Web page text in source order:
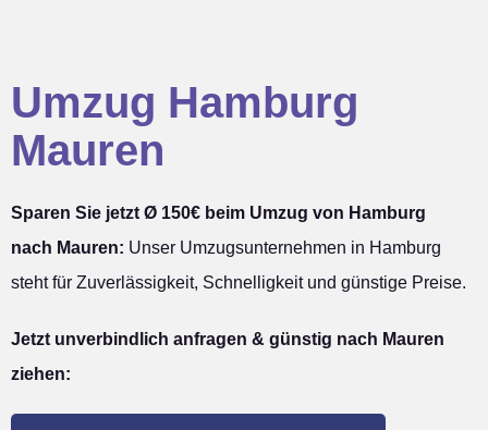
Umzug Hamburg
Mauren
Sparen Sie jetzt Ø 150€ beim Umzug von Hamburg
nach Mauren: Unser Umzugsunternehmen in Hamburg
steht für Zuverlässigkeit, Schnelligkeit und günstige Preise.
Jetzt unverbindlich anfragen & günstig nach Mauren
ziehen: